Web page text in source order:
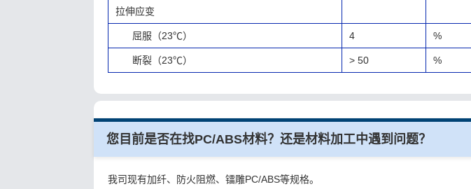
拉伸应变
屈服（23℃） 4 %
断裂（23℃） > 50 %
您目前是否在找PC/ABS材料？还是材料加工中遇到问题？
我司现有加纤、防火阻燃、镭雕PC/ABS等规格。